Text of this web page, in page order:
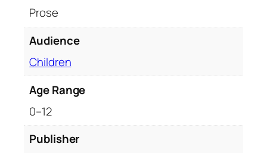
p
o
Prose
Audience
Children
Age Range
0–12
Publisher